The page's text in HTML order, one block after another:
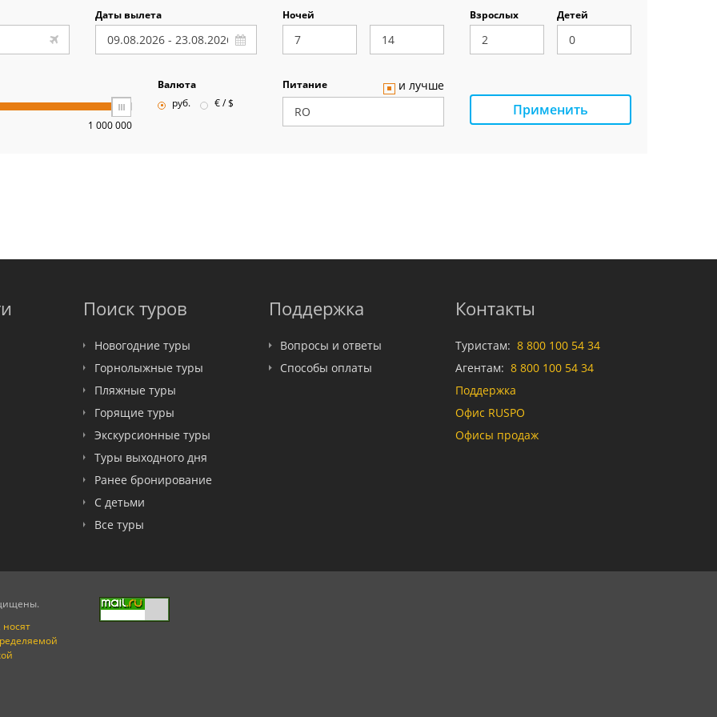
Даты вылета Ночей Взрослых Детей
1 000 000
Валюта
руб.
€ / $
Питание и лучше
Применить
Поиск туров
Новогодние туры
Горнолыжные туры
Пляжные туры
Горящие туры
Экскурсионные туры
Туры выходного дня
Ранее бронирование
С детьми
Все туры
Поддержка
Вопросы и ответы
Способы оплаты
Контакты
Туристам: 8 800 100 54 34
Агентам: 8 800 100 54 34
Поддержка
Офис RUSPO
Офисы продаж